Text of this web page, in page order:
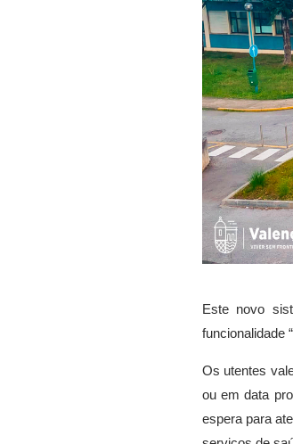
Este novo
funcionalidade
Os utentes
ou em data
espera para